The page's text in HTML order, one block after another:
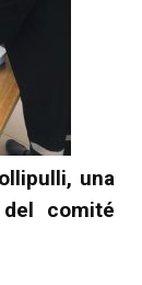
una
comité